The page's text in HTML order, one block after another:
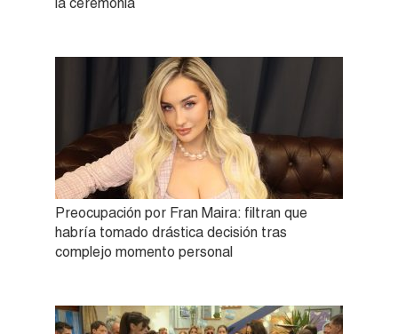
la ceremonia
Preocupación por Fran Maira: filtran que
habría tomado drástica decisión tras
complejo momento personal